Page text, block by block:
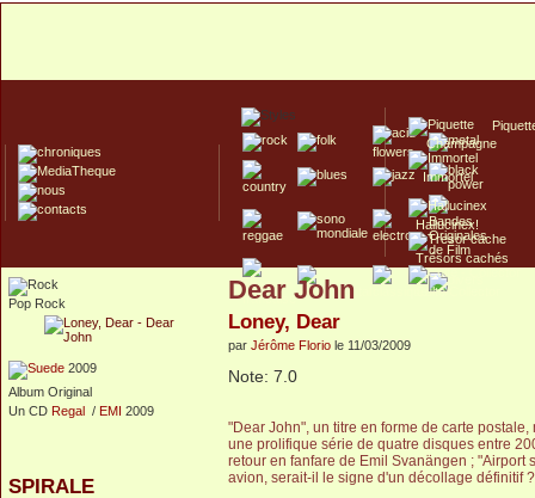
Champagne
Immortel
Hallucinex!
Trésors cachés
Culte/Collector
Pop Rock
2009
Album Original
Un CD Regal / EMI 2009
SPIRALE
Dear John
Loney, Dear
par Jérôme Florio le 11/03/2009
Note: 7.0
"Dear John", un titre en forme de carte
une prolifique série de quatre disques entre
retour en fanfare de Emil Svanängen ;
avion, serait-il le signe d'un décollage définitif ?